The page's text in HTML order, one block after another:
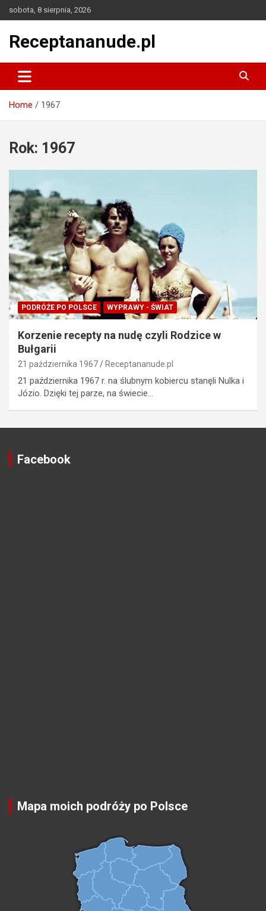
to
sobota, 8 sierpnia, 2026
Receptananude.pl
Home 1967
Rok: 1967
PODRÓŻE PO POLSCE WYPRAWY - ŚWIAT
Korzenie recepty na nudę czyli Rodzice w
Bułgarii
21 października 1967 Receptananude.pl
21 października 1967 r. na ślubnym kobiercu stanęli Nulka i
Józio. Dzięki tej parze, na świecie…
Facebook
Mapa moich podróży po Polsce